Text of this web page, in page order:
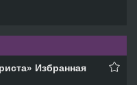
Избранная